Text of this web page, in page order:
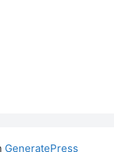
GeneratePress